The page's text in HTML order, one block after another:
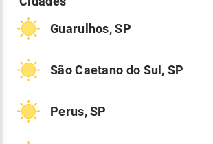
Guarulhos, SP
São Caetano do Sul, SP
Perus, SP